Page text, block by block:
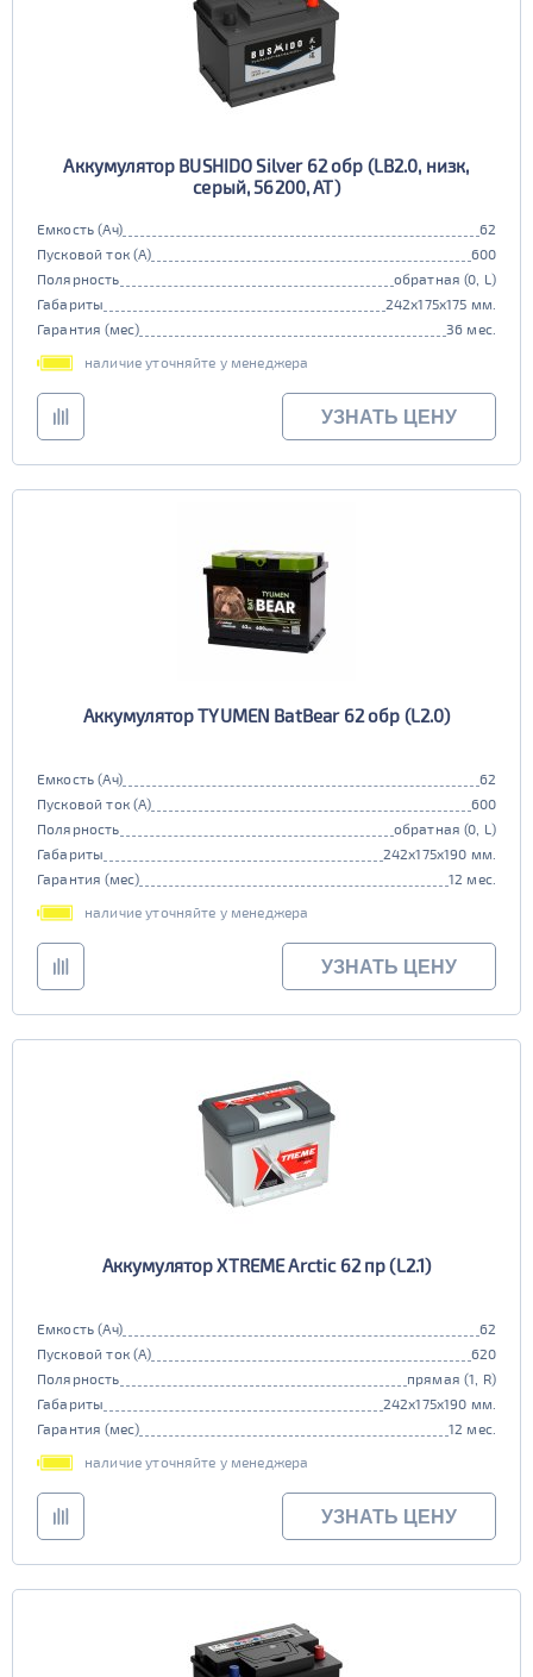
Аккумулятор BUSHIDO Silver 62 обр (LB2.0, низк,
серый, 56200, AT)
Емкость (Ач)
62
Пусковой ток (А)
600
Полярность
обратная (0, L)
Габариты
242x175x175 мм.
Гарантия (мес)
36 мес.
наличие уточняйте у менеджера
УЗНАТЬ ЦЕНУ
Аккумулятор TYUMEN BatBear 62 обр (L2.0)
Емкость (Ач)
62
Пусковой ток (А)
600
Полярность
обратная (0, L)
Габариты
242x175x190 мм.
Гарантия (мес)
12 мес.
наличие уточняйте у менеджера
УЗНАТЬ ЦЕНУ
Аккумулятор XTREME Arctic 62 пр (L2.1)
Емкость (Ач)
62
Пусковой ток (А)
620
Полярность
прямая (1, R)
Габариты
242x175x190 мм.
Гарантия (мес)
12 мес.
наличие уточняйте у менеджера
УЗНАТЬ ЦЕНУ